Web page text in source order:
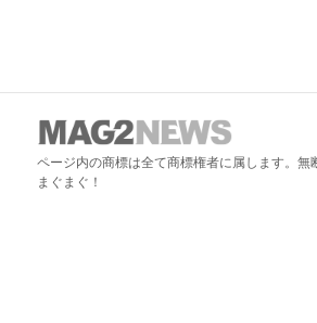
ページ内の商標は全て商標権者に属します。
まぐまぐ！